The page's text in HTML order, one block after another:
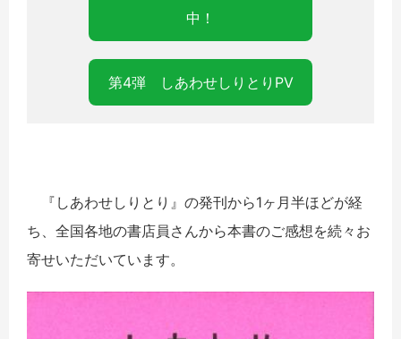
中！
第4弾 しあわせしりとりPV
『しあわせしりとり』の発刊から1ヶ月半ほどが経
ち、全国各地の書店員さんから本書のご感想を続々お
寄せいただいています。